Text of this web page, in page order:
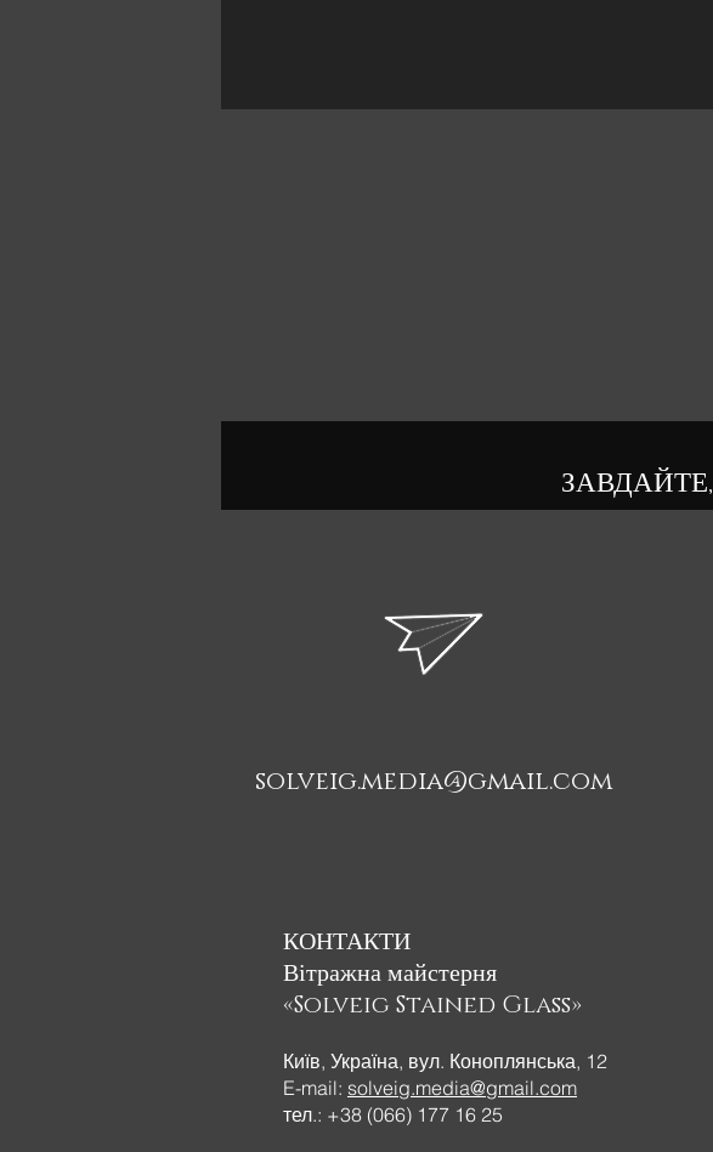
solveig.media@gmail.com
КОНТАКТИ
Вітражна майстерня
«Solveig Stained Glass»
Київ, Україна, вул. Коноплянська, 12
E-mail: solveig.media@gmail.com
тел.: +38 (066) 177 16 25